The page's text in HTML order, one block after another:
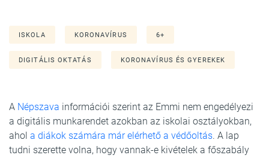
ISKOLA KORONAVÍRUS 6+
DIGITÁLIS OKTATÁS KORONAVÍRUS ÉS GYEREKEK
A Népszava információi szerint az Emmi nem engedélyezi
a digitális munkarendet azokban az iskolai osztályokban,
ahol a diákok számára már elérhető a védőoltás. A lap
tudni szerette volna, hogy vannak-e kivételek a főszabály